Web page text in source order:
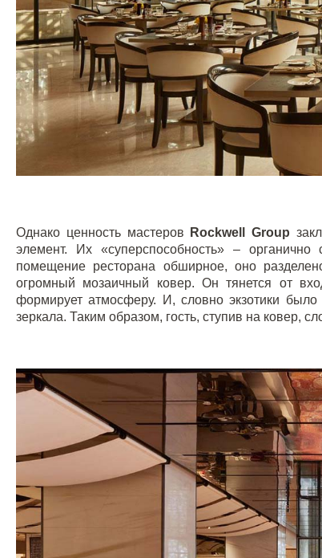
Однако ценность мастеров Rockwell Group
элемент. Их «суперспособность» –
помещение ресторана обширное, оно
огромный мозаичный ковер. Он тянется от
формирует атмосферу. И, словно экзотики
зеркала. Таким образом, гость, ступив на ковер,